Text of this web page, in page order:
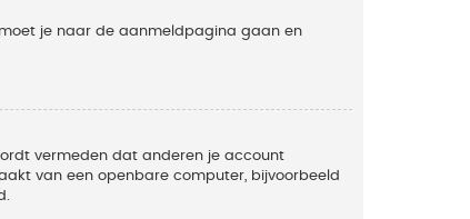
je naar de aanmeldpagina gaan en
vermeden dat anderen je account
van een openbare computer, bijvoorbeeld